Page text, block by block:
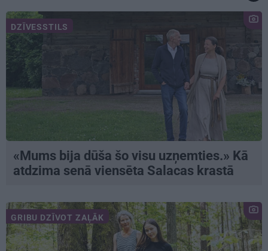
DZĪVESSTILS
«Mums bija dūša šo visu uzņemties.» Kā
atdzima senā viensēta Salacas krastā
GRIBU DZĪVOT ZAĻĀK